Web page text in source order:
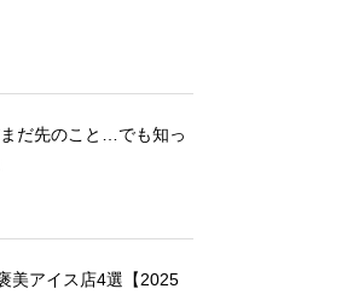
まだ先のこと…でも知っ
美アイス店4選【2025